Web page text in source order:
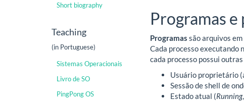
Short biography
Teaching
(in Portuguese)
Sistemas Operacionais
Livro de SO
PingPong OS
Programas e
Programas são arquivos
Cada processo executando
cada processo possui
Usuário proprietário
Sessão de shell de
Estado atual (Running,